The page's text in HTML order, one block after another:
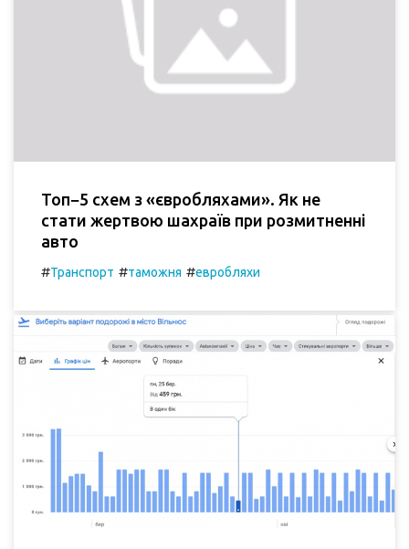
Топ−5 схем з «євробляхами». Як не
стати жертвою шахраїв при розмитненні
авто
#Транспорт #таможня #евробляхи